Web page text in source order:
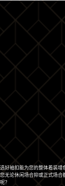
选好袖扣能为您的整体着装增
您无论休闲场合抑或正式场合
呢？